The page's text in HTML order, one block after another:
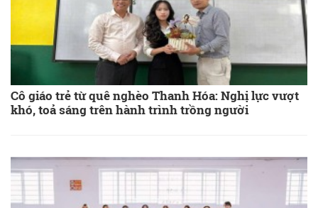
Cô giáo trẻ từ quê nghèo Thanh Hóa: Nghị lực vượt
khó, toả sáng trên hành trình trồng người